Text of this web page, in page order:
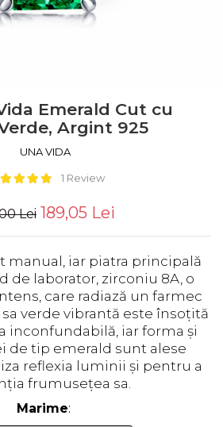
Emerald Cut cu
Argint 925
UNA VIDA
1 Review
Lei 189,05 Lei
manual, iar piatra principală
de laborator, zirconiu 8A, o
care radiază un farmec
verde vibrantă este însoțită
inconfundabilă, iar forma și
de tip emerald sunt alese
reflexia luminii și pentru a
frumusețea sa.
Marime: